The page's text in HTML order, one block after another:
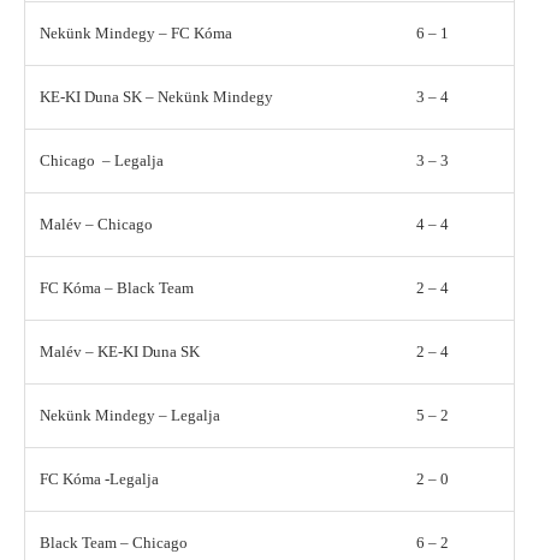
Nekünk Mindegy – FC Kóma 6 – 1
KE-KI Duna SK – Nekünk Mindegy 3 – 4
Chicago – Legalja 3 – 3
Malév – Chicago 4 – 4
FC Kóma – Black Team 2 – 4
Malév – KE-KI Duna SK 2 – 4
Nekünk Mindegy – Legalja 5 – 2
FC Kóma -Legalja 2 – 0
Black Team – Chicago 6 – 2